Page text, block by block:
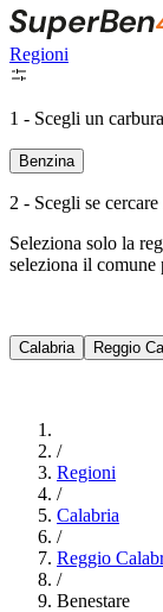
Regioni
1 - Scegli un
Benzina
2 - Scegli se
Seleziona solo la
seleziona il comune
Calabria Reggio
/
Regioni
/
Calabria
/
Reggio
/
Benestare